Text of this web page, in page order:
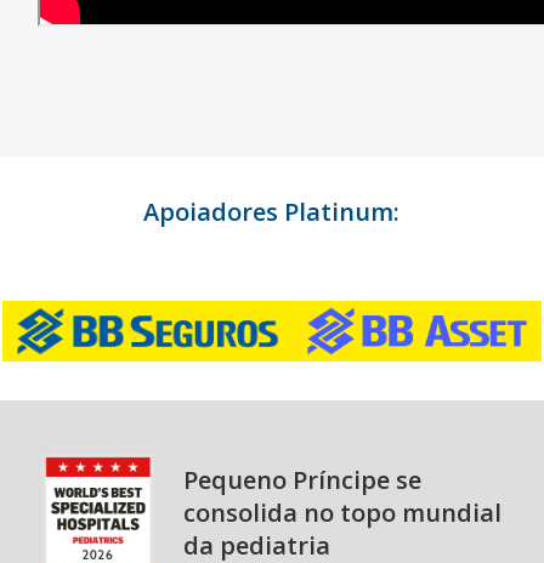
Apoiadores Platinum:
Pequeno Príncipe se
consolida no topo mundial
da pediatria